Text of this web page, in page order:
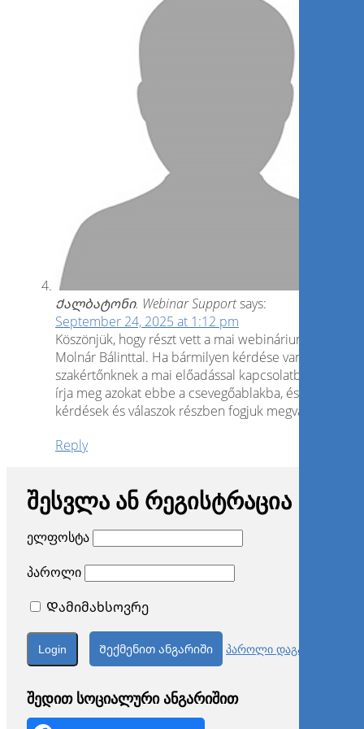
Ქალბატონი. Webinar Supportsays:
September 24, 2025 at 1:12 pm
Köszönjük, hogy részt vett a mai webináriumon Dr.
Molnár Bálinttal. Ha bármilyen kérdése van
szakértőnknek a mai előadással kapcsolatban, kérjük,
írja meg azokat ebbe a csevegőablakba, és azokat a
kérdések és válaszok részben fogjuk megválaszolni.
Reply
შესვლა ან რეგისტრაცია
ელფოსტა
პაროლი
Დამიმახსოვრე
Შექმენით ანგარიში პაროლი დაგავიწყდა?
შედით სოციალური ანგარიშით